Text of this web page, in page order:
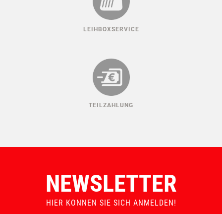
LEIHBOXSERVICE
TEILZAHLUNG
NEWSLETTER
HIER KONNEN SIE SICH ANMELDEN!